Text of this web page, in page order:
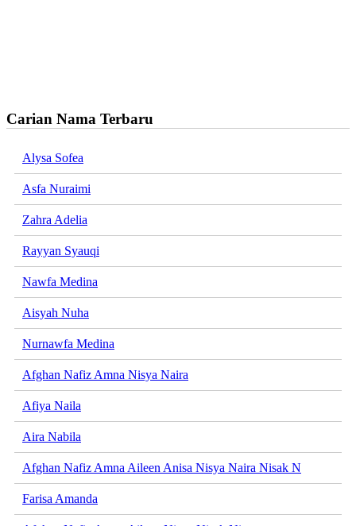
Carian Nama Terbaru
Alysa Sofea
Asfa Nuraimi
Zahra Adelia
Rayyan Syauqi
Nawfa Medina
Aisyah Nuha
Nurnawfa Medina
Afghan Nafiz Amna Nisya Naira
Afiya Naila
Aira Nabila
Afghan Nafiz Amna Aileen Anisa Nisya Naira Nisak N
Farisa Amanda